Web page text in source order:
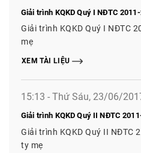
Giải trình KQKD Quý I NĐTC
Giải trình KQKD Quý I NĐTC
mẹ
XEM TÀI LIỆU
15:13 - Thứ Sáu, 23/06/
Giải trình KQKD Quý II NĐTC
Giải trình KQKD Quý II NĐTC
ty mẹ